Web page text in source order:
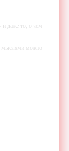
и даже то, о чем
можно